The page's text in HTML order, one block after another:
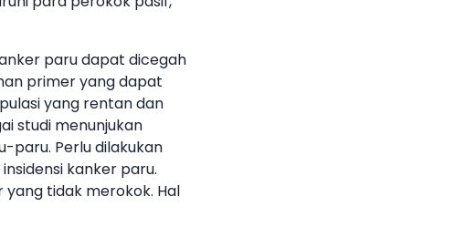
paru dapat dicegah
primer yang dapat
yang rentan dan
studi menunjukan
paru. Perlu dilakukan
kanker paru.
tidak merokok. Hal